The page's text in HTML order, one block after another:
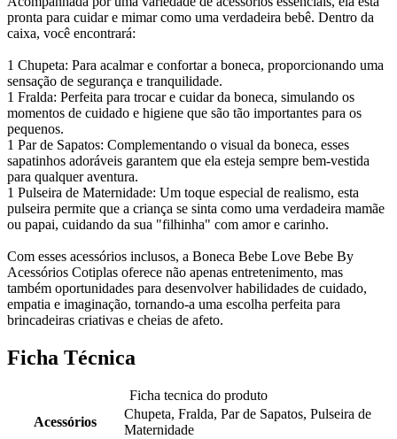
pronta para cuidar e mimar como uma verdadeira bebê. Dentro da
caixa, você encontrará:
1 Chupeta: Para acalmar e confortar a boneca, proporcionando uma
sensação de segurança e tranquilidade.
1 Fralda: Perfeita para trocar e cuidar da boneca, simulando os
momentos de cuidado e higiene que são tão importantes para os
pequenos.
1 Par de Sapatos: Complementando o visual da boneca, esses
sapatinhos adoráveis garantem que ela esteja sempre bem-vestida
para qualquer aventura.
1 Pulseira de Maternidade: Um toque especial de realismo, esta
pulseira permite que a criança se sinta como uma verdadeira mamãe
ou papai, cuidando da sua "filhinha" com amor e carinho.
Com esses acessórios inclusos, a Boneca Bebe Love Bebe By
Acessórios Cotiplas oferece não apenas entretenimento, mas
também oportunidades para desenvolver habilidades de cuidado,
empatia e imaginação, tornando-a uma escolha perfeita para
brincadeiras criativas e cheias de afeto.
Ficha Técnica
Ficha tecnica do produto
Acessórios
Chupeta, Fralda, Par de Sapatos, Pulseira de
Maternidade